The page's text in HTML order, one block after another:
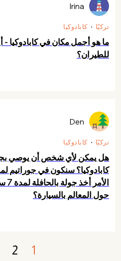
تركيّا كابادوكيا
ما هو أجمل مكان في كابادوكيا
للطيران؟
Irina
تركيّا كابادوكيا
هل يمكن لأي شخص أن يوصي
كابادوكيا؟ سنكون في جوراتيم
حول المعالم بالسيارة؟
Den
1
2